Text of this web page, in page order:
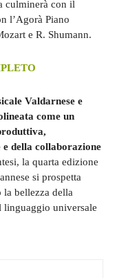
culminerà con il
l’Agorà Piano
e R. Shumann.
Valdarnese e
come un
e della collaborazione
la quarta edizione
si prospetta
la bellezza della
linguaggio universale